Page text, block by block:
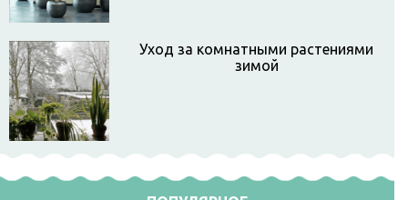
Уход за комнатными растениями
зимой